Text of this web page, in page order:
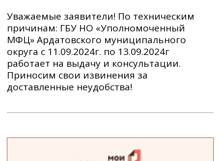
Уважаемые заявители! По техническим
причинам: ГБУ НО «Уполномоченный
МФЦ» Ардатовского муниципального
округа с 11.09.2024г. по 13.09.2024г
работает на выдачу и консультации.
Приносим свои извинения за
доставленные неудобства!